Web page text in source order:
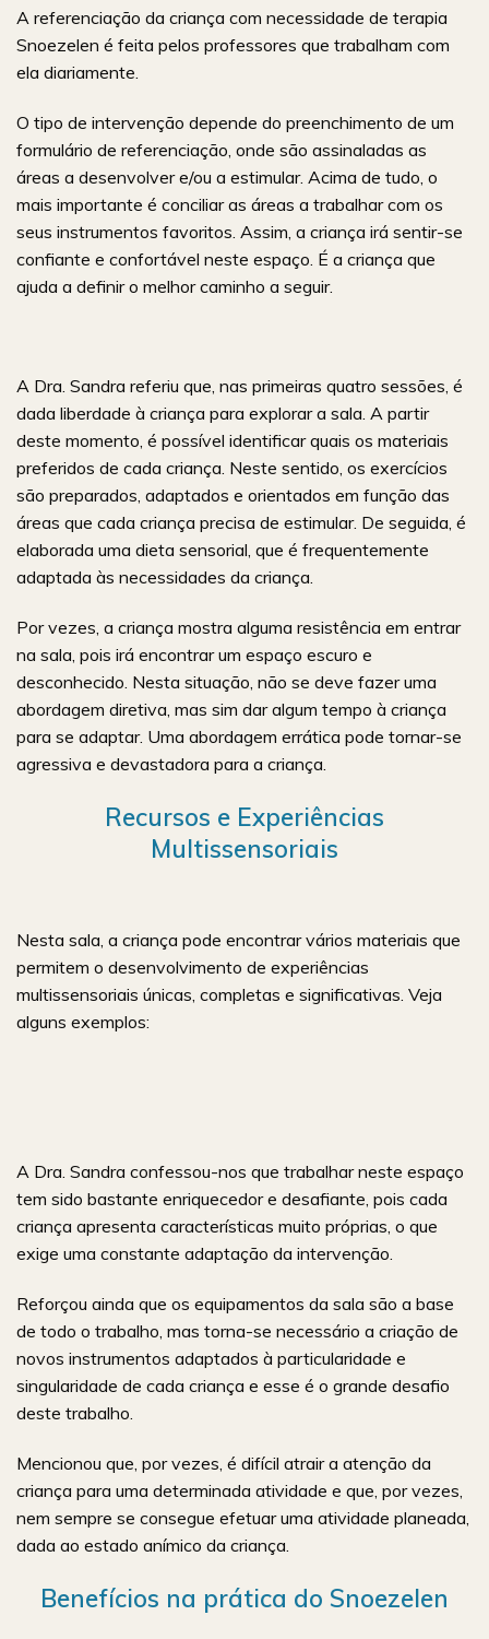
A referenciação da criança com necessidade de terapia
Snoezelen é feita pelos professores que trabalham com
ela diariamente.
O tipo de intervenção depende do preenchimento de um
formulário de referenciação, onde são assinaladas as
áreas a desenvolver e/ou a estimular. Acima de tudo, o
mais importante é conciliar as áreas a trabalhar com os
seus instrumentos favoritos. Assim, a criança irá sentir-se
confiante e confortável neste espaço. É a criança que
ajuda a definir o melhor caminho a seguir.
A Dra. Sandra referiu que, nas primeiras quatro sessões, é
dada liberdade à criança para explorar a sala. A partir
deste momento, é possível identificar quais os materiais
preferidos de cada criança. Neste sentido, os exercícios
são preparados, adaptados e orientados em função das
áreas que cada criança precisa de estimular. De seguida, é
elaborada uma dieta sensorial, que é frequentemente
adaptada às necessidades da criança.
Por vezes, a criança mostra alguma resistência em entrar
na sala, pois irá encontrar um espaço escuro e
desconhecido. Nesta situação, não se deve fazer uma
abordagem diretiva, mas sim dar algum tempo à criança
para se adaptar. Uma abordagem errática pode tornar-se
agressiva e devastadora para a criança.
Recursos e Experiências
Multissensoriais
Nesta sala, a criança pode encontrar vários materiais que
permitem o desenvolvimento de experiências
multissensoriais únicas, completas e significativas. Veja
alguns exemplos:
A Dra. Sandra confessou-nos que trabalhar neste espaço
tem sido bastante enriquecedor e desafiante, pois cada
criança apresenta características muito próprias, o que
exige uma constante adaptação da intervenção.
Reforçou ainda que os equipamentos da sala são a base
de todo o trabalho, mas torna-se necessário a criação de
novos instrumentos adaptados à particularidade e
singularidade de cada criança e esse é o grande desafio
deste trabalho.
Mencionou que, por vezes, é difícil atrair a atenção da
criança para uma determinada atividade e que, por vezes,
nem sempre se consegue efetuar uma atividade planeada,
dada ao estado anímico da criança.
Benefícios na prática do Snoezelen